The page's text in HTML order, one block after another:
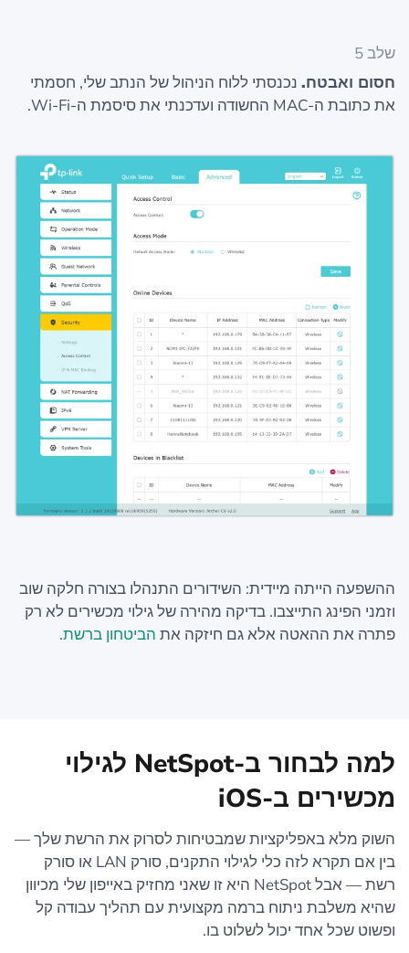
שלב 5
חסום ואבטח. נכנסתי ללוח הניהול של הנתב שלי, חסמתי
את כתובת ה-MAC החשודה ועדכנתי את סיסמת ה-Wi‑Fi.
ההשפעה הייתה מיידית: השידורים התנהלו בצורה חלקה שוב
וזמני הפינג התייצבו. בדיקה מהירה של גילוי מכשירים לא רק
פתרה את ההאטה אלא גם חיזקה את הביטחון ברשת.
למה לבחור ב-NetSpot לגילוי
מכשירים ב-iOS
השוק מלא באפליקציות שמבטיחות לסרוק את הרשת שלך —
בין אם תקרא לזה כלי לגילוי התקנים, סורק LAN או סורק
רשת — אבל NetSpot היא זו שאני מחזיק באייפון שלי מכיוון
שהיא משלבת ניתוח ברמה מקצועית עם תהליך עבודה קל
ופשוט שכל אחד יכול לשלוט בו.